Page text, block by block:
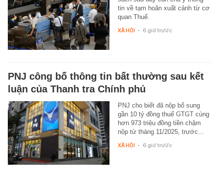
tin về tạm hoãn xuất cảnh từ cơ
quan Thuế.
XÃ HỘI - 6 giờ trước
PNJ công bố thông tin bất thường sau kết
luận của Thanh tra Chính phủ
PNJ cho biết đã nộp bổ sung
gần 10 tỷ đồng thuế GTGT cùng
hơn 973 triệu đồng tiền chậm
nộp từ tháng 11/2025, trước…
XÃ HỘI - 6 giờ trước